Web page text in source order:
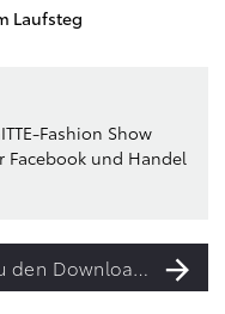
Laufsteg
Fashion Show
Facebook und Handel
Zu den Downloads